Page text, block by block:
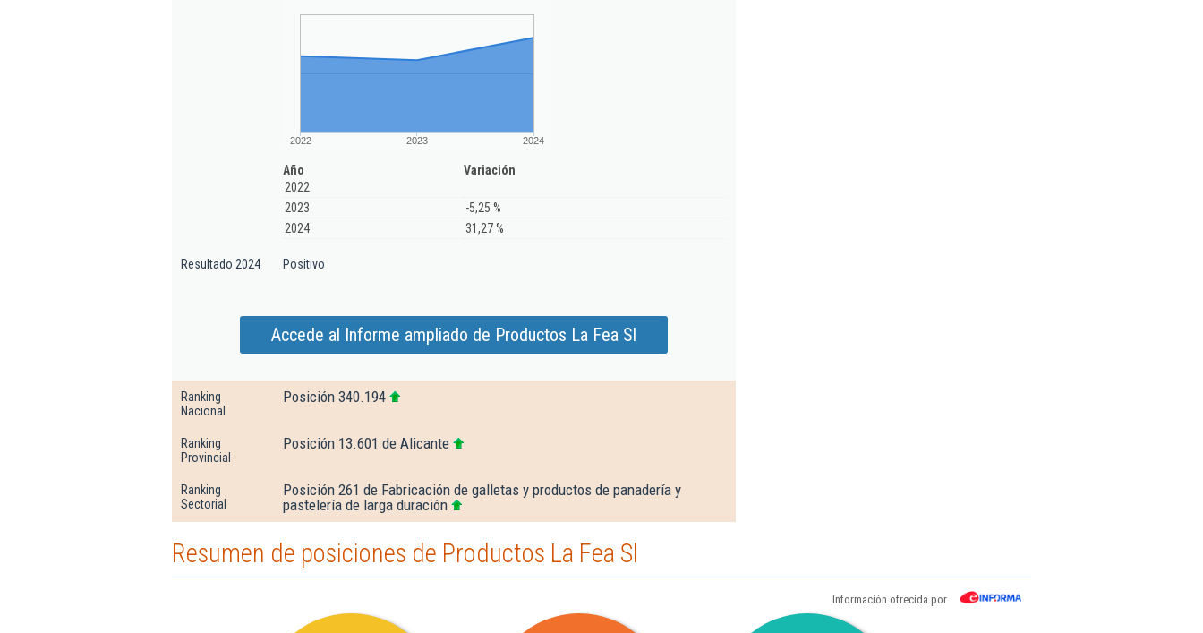
2022 2023 2024
Año
Variación
2022
2023
-5,25 %
2024
31,27 %
Resultado 2024 Positivo
Accede al Informe ampliado de Productos La Fea Sl
Ranking
Nacional
Posición 340.194
Ranking
Provincial
Posición 13.601 de Alicante
Ranking
Sectorial
Posición 261 de Fabricación de galletas y productos de panadería y
pastelería de larga duración
Resumen de posiciones de Productos La Fea Sl
Información ofrecida por